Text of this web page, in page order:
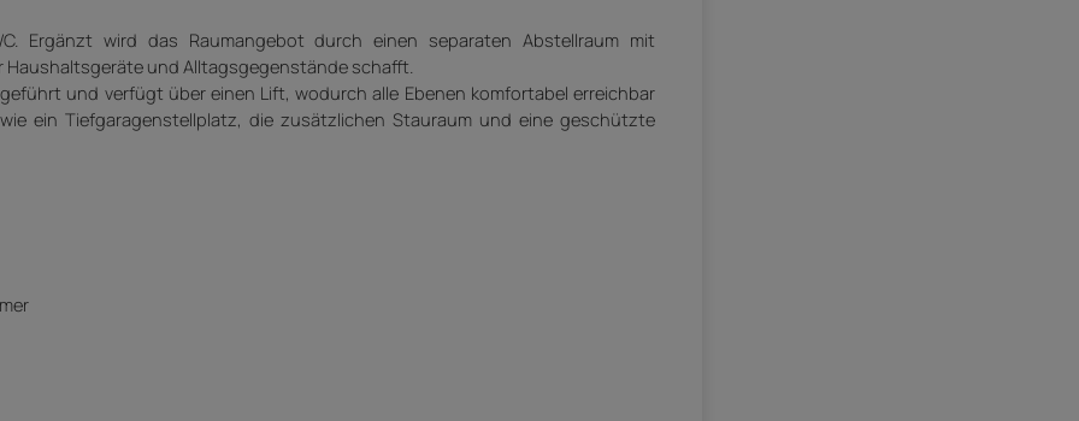
Ergänzt wird das Raumangebot durch einen separaten Abstellraum mit
und Alltagsgegenstände schafft.
und verfügt über einen Lift, wodurch alle Ebenen komfortabel erreichbar
ein Tiefgaragenstellplatz, die zusätzlichen Stauraum und eine geschützte